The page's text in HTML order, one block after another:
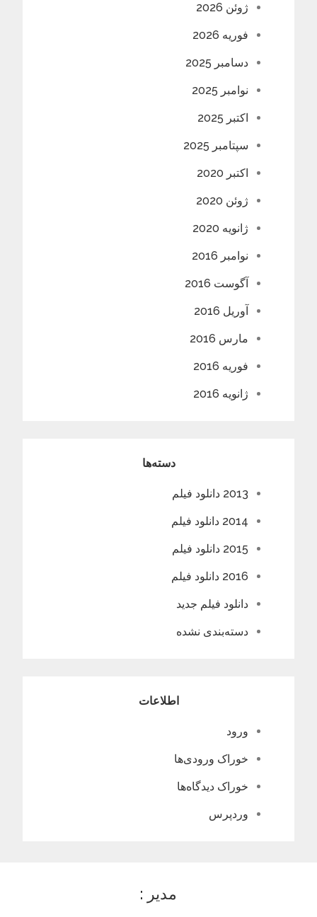
ژوئن 2026
فوریه 2026
دسامبر 2025
نوامبر 2025
اکتبر 2025
سپتامبر 2025
اکتبر 2020
ژوئن 2020
ژانویه 2020
نوامبر 2016
آگوست 2016
آوریل 2016
مارس 2016
فوریه 2016
ژانویه 2016
دسته‌ها
2013 دانلود فیلم
2014 دانلود فیلم
2015 دانلود فیلم
2016 دانلود فیلم
دانلود فیلم جدید
دسته‌بندی نشده
اطلاعات
ورود
خوراک ورودی‌ها
خوراک دیدگاه‌ها
وردپرس
مدیر :